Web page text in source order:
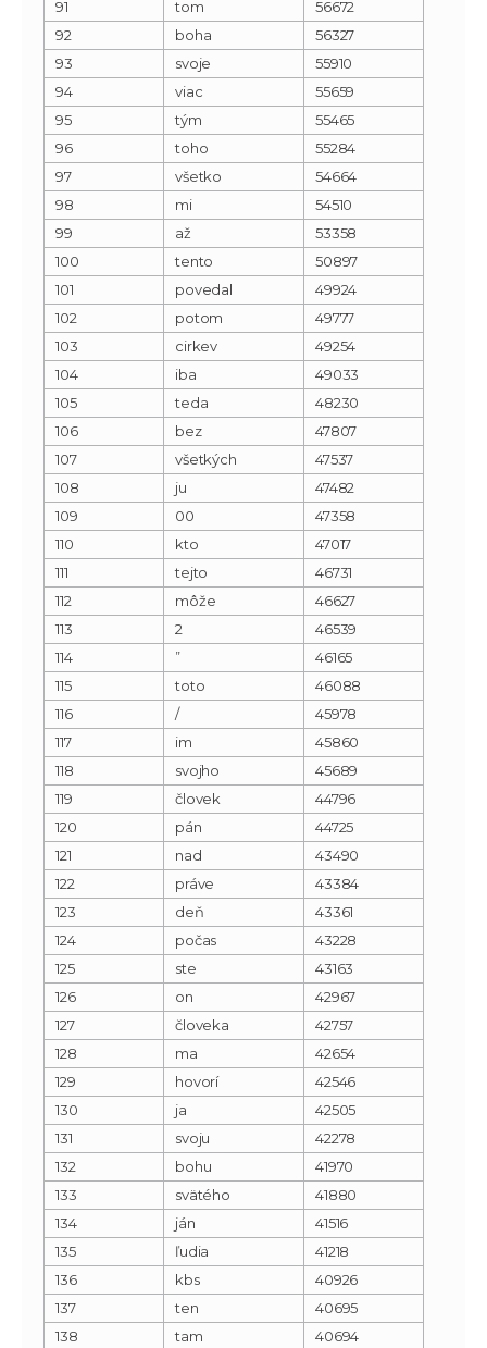
91 tom
56672
92
boha
56327
93
svoje
55910
94
viac
55659
95
tým
55465
96
toho
55284
97
všetko
54664
98
mi
54510
99
až
53358
100
tento
50897
101
povedal
49924
102
potom
49777
103
cirkev
49254
104
iba
49033
105
teda
48230
106
bez
47807
107
všetkých
47537
108
ju
47482
109
00
47358
110
kto
47017
111
tejto
46731
112
môže
46627
113
2
46539
114
”
46165
115
toto
46088
116
/
45978
117
im
45860
118
svojho
45689
119
človek
44796
120
pán
44725
121
nad
43490
122
práve
43384
123
deň
43361
124
počas
43228
125
ste
43163
126
on
42967
127
človeka
42757
128
ma
42654
129
hovorí
42546
130
ja
42505
131
svoju
42278
132
bohu
41970
133
svätého
41880
134
ján
41516
135
ľudia
41218
136
kbs
40926
137
ten
40695
138
tam
40694